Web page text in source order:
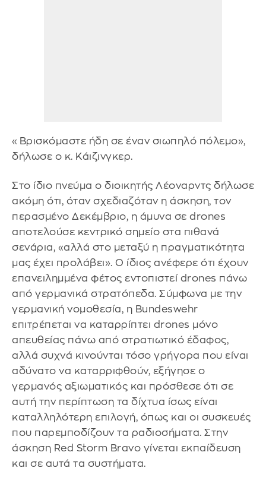
«Βρισκόμαστε ήδη σε έναν σιωπηλό πόλεμο»,
δήλωσε ο κ. Κάιζινγκερ.
Στο ίδιο πνεύμα ο διοικητής Λέοναρντς δήλωσε
ακόμη ότι, όταν σχεδιαζόταν η άσκηση, τον
περασμένο Δεκέμβριο, η άμυνα σε drones
αποτελούσε κεντρικό σημείο στα πιθανά
σενάρια, «αλλά στο μεταξύ η πραγματικότητα
μας έχει προλάβει». Ο ίδιος ανέφερε ότι έχουν
επανειλημμένα φέτος εντοπιστεί drones πάνω
από γερμανικά στρατόπεδα. Σύμφωνα με την
γερμανική νομοθεσία, η Bundeswehr
επιτρέπεται να καταρρίπτει drones μόνο
απευθείας πάνω από στρατιωτικό έδαφος,
αλλά συχνά κινούνται τόσο γρήγορα που είναι
αδύνατο να καταρριφθούν, εξήγησε ο
γερμανός αξιωματικός και πρόσθεσε ότι σε
αυτή την περίπτωση τα δίχτυα ίσως είναι
καταλληλότερη επιλογή, όπως και οι συσκευές
που παρεμποδίζουν τα ραδιοσήματα. Στην
άσκηση Red Storm Bravo γίνεται εκπαίδευση
και σε αυτά τα συστήματα.